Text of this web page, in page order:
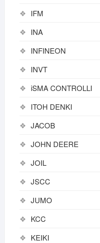
IFM
INA
INFINEON
INVT
iSMA CONTROLLI
ITOH DENKI
JACOB
JOHN DEERE
JOIL
JSCC
JUMO
KCC
KEIKI